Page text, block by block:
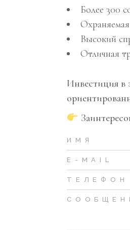
Более 300
Высокий
Отличная
Инвестиция в